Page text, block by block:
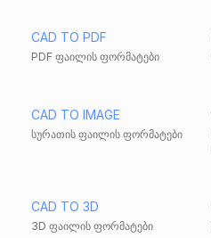
CAD TO PDF
PDF ფაილის ფორმატები
CAD TO IMAGE
სურათის ფაილის ფორმატები
CAD TO 3D
3D ფაილის ფორმატები